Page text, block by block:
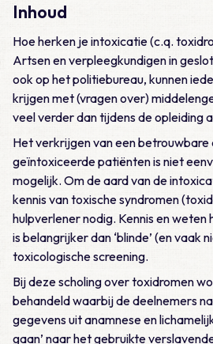
Inhoud
Hoe herken je intoxicatie (c.q.
Artsen en verpleegkundigen in
ook op het politiebureau, kunnen
krijgen met (vragen over)
veel verder dan tijdens de opleiding
Het verkrijgen van een betrouwbare
geïntoxiceerde patiënten is niet
mogelijk. Om de aard van de
kennis van toxische syndromen
hulpverlener nodig. Kennis en
is belangrijker dan ‘blinde’ (en vaak
toxicologische screening.
Bij deze scholing over toxidromen
behandeld waarbij de deelnemers
gegevens uit anamnese en
gaan’ naar het gebruikte